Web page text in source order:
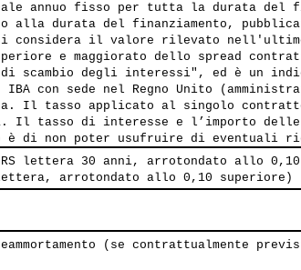
annuo fisso per tutta la durata
durata del finanziamento,
considera il valore rilevato
e maggiorato dello spread
scambio degli interessi", ed è un
con sede nel Regno Unito
Il tasso applicato al singolo
Il tasso di interesse e l’importo
è di non poter usufruire di eventuali
lettera 30 anni, arrotondato allo
arrotondato allo 0,10 superiore)
(se contrattualmente